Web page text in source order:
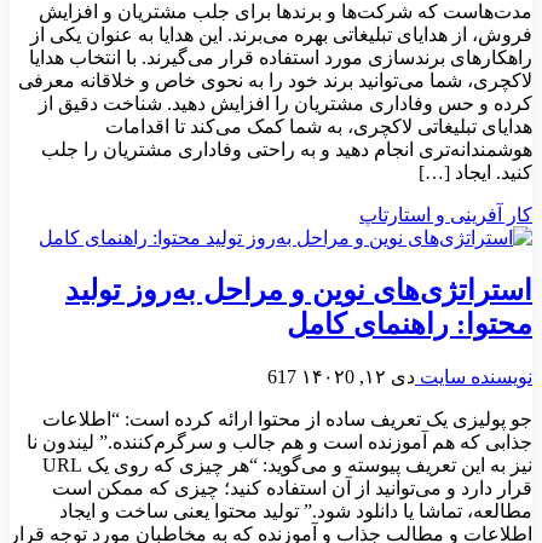
مدت‌هاست که شرکت‌ها و برندها برای جلب مشتریان و افزایش
فروش، از هدایای تبلیغاتی بهره می‌برند. این هدایا به عنوان یکی از
راهکارهای برندسازی مورد استفاده قرار می‌گیرند. با انتخاب هدایا
لاکچری، شما می‌توانید برند خود را به نحوی خاص و خلاقانه معرفی
کرده و حس وفاداری مشتریان را افزایش دهید. شناخت دقیق از
هدایای تبلیغاتی لاکچری، به شما کمک می‌کند تا اقدامات
هوشمندانه‌تری انجام دهید و به راحتی وفاداری مشتریان را جلب
کنید. ایجاد […]
کار آفرینی و استارتاپ
استراتژی‌های نوین و مراحل به‌روز تولید
محتوا: راهنمای کامل
نویسنده سایت دی ۱۲, ۱۴۰۲ 0
617
جو پولیزی یک تعریف ساده از محتوا ارائه کرده است: “اطلاعات
جذابی که هم آموزنده است و هم جالب و سرگرم‌کننده.” لیندون نا
نیز به این تعریف پیوسته و می‌گوید: “هر چیزی که روی یک URL
قرار دارد و می‌توانید از آن استفاده کنید؛ چیزی که ممکن است
مطالعه، تماشا یا دانلود شود.” تولید محتوا یعنی ساخت و ایجاد
اطلاعات و مطالب جذاب و آموزنده که به مخاطبان مورد توجه قرار